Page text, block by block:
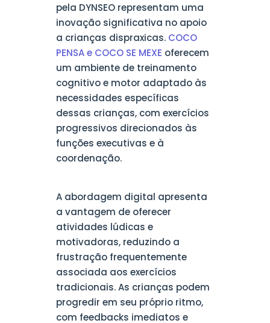
pela DYNSEO representam uma
inovação significativa no apoio
a crianças dispraxicas. COCO
PENSA e COCO SE MEXE oferecem
um ambiente de treinamento
cognitivo e motor adaptado às
necessidades específicas
dessas crianças, com exercícios
progressivos direcionados às
funções executivas e à
coordenação.
A abordagem digital apresenta
a vantagem de oferecer
atividades lúdicas e
motivadoras, reduzindo a
frustração frequentemente
associada aos exercícios
tradicionais. As crianças podem
progredir em seu próprio ritmo,
com feedbacks imediatos e